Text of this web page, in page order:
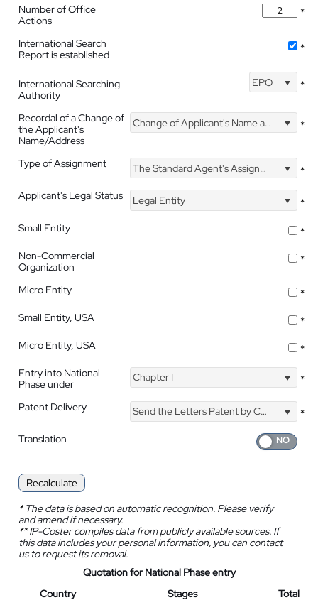
Number of Office
Actions
*
International Search
Report is established
*
International Searching
Authority
EPO *
Recordal of a Change of
the Applicant's
Name/Address
Change of Applicant's Name and Address *
Type of Assignment The Standard Agent's Assignment
*
Applicant's Legal Status
Legal Entity
*
Small Entity
*
Non-Commercial
Organization
*
Micro Entity
*
Small Entity, USA
*
Micro Entity, USA
*
Entry into National
Phase under
Chapter I *
Patent Delivery Send the Letters Patent by Courier
*
Translation
Recalculate
*The data is based on automatic recognition. Please verify
and amend if necessary.
**IP-Coster compiles data from publicly available sources. If
this data includes your personal information, you can contact
us to request its removal.
Quotation for National Phase entry
Country
Stages Total